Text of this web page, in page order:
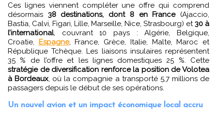
Ces lignes viennent compléter une offre qui comprend
désormais 38 destinations, dont 8 en France(Ajaccio,
Bastia, Calvi, Figari, Lille, Marseille, Nice, Strasbourg) et 30 à
l’international, couvrant 10 pays : Algérie, Belgique,
Croatie, Espagne, France, Grèce, Italie, Malte, Maroc et
République Tchèque. Les liaisons insulaires représentent
35 % de l’offre et les lignes domestiques 25 %. Cette
stratégie de diversification renforce la position de Volotea
à Bordeaux , où la compagnie a transporté 5,7 millions de
passagers depuis le début de ses opérations.
Un nouvel avion et un impact économique local accru